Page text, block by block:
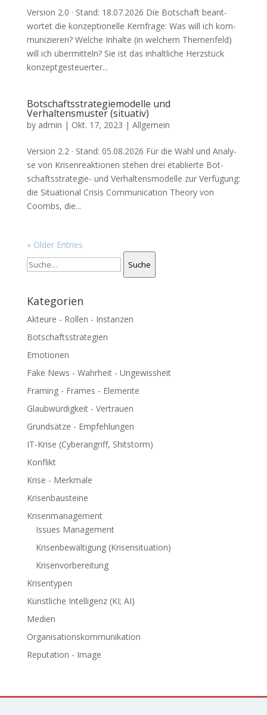
Ver­si­on 2.0 · Stand: 18.07.2026 Die Bot­schaft beant­
wor­tet die kon­zep­tio­nel­le Kern­fra­ge: Was will ich kom­
mu­ni­zie­ren? Wel­che Inhal­te (in wel­chem The­men­feld)
will ich über­mit­teln? Sie ist das inhalt­li­che Herz­stück
kon­zept­ge­steu­er­ter...
Botschaftsstrategiemodelle und
Verhaltensmuster (situativ)
by admin | Okt. 17, 2023 | Allgemein
Ver­si­on 2.2 · Stand: 05.08.2026 Für die Wahl und Ana­ly­
se von Kri­sen­re­ak­tio­nen ste­hen drei eta­blier­te Bot­
schafts­stra­te­gie- und Ver­hal­tens­mo­del­le zur Ver­fü­gung:
die Situa­tio­nal Cri­sis Com­mu­ni­ca­ti­on Theo­ry von
Coombs, die...
« Older Entries
Suche
Suche
Kategorien
Akteure - Rollen - Instanzen
Botschaftsstrategien
Emotionen
Fake News - Wahrheit - Ungewissheit
Framing - Frames - Elemente
Glaubwürdigkeit - Vertrauen
Grundsätze - Empfehlungen
IT-Krise (Cyberangriff, Shitstorm)
Konflikt
Krise - Merkmale
Krisenbausteine
Krisenmanagement
Issues Management
Krisenbewältigung (Krisensituation)
Krisenvorbereitung
Krisentypen
Künstliche Intelligenz (KI; AI)
Medien
Organisationskommunikation
Reputation - Image